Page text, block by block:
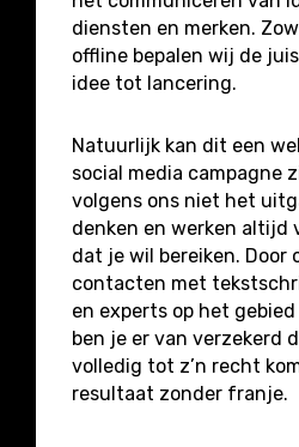
diensten en merken.
offline bepalen wij de
idee tot lancering.
Natuurlijk kan dit een
social media campagne
volgens ons niet het
denken en werken altijd
dat je wil bereiken. Door
contacten met
en experts op het
ben je er van verzekerd
volledig tot z’n recht
resultaat zonder franje.